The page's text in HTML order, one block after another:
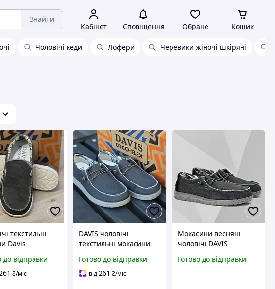
Знайти
Кабінет Сповіщення Обране Кошик
Чоловічі кеди Лофери Черевики жіночі шкіряні
текстильні
Davis
дихаючі
до відправки
₴/міс
DAVIS чоловічі
текстильні мокасини
Готово до відправки
від261 ₴/міс
Мокасини весняні
чоловічі DAVIS
сірі літні
Готово до відправки